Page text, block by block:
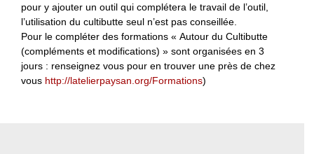
pour y ajouter un outil qui complétera le travail de l’outil,
l’utilisation du cultibutte seul n’est pas conseillée.
Pour le compléter des formations « Autour du Cultibutte
(compléments et modifications) » sont organisées en 3
jours : renseignez vous pour en trouver une près de chez
vous http://latelierpaysan.org/Formations)